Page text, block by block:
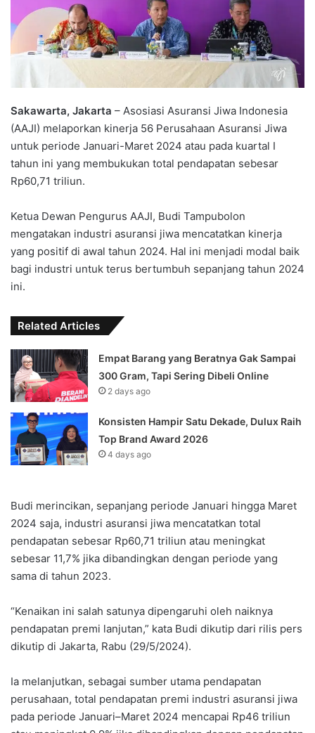
Sakawarta, Jakarta – Asosiasi Asuransi Jiwa Indonesia
(AAJI) melaporkan kinerja 56 Perusahaan Asuransi Jiwa
untuk periode Januari-Maret 2024 atau pada kuartal I
tahun ini yang membukukan total pendapatan sebesar
Rp60,71 triliun.
Ketua Dewan Pengurus AAJI, Budi Tampubolon
mengatakan industri asuransi jiwa mencatatkan kinerja
yang positif di awal tahun 2024. Hal ini menjadi modal baik
bagi industri untuk terus bertumbuh sepanjang tahun 2024
ini.
Related Articles
Empat Barang yang Beratnya Gak Sampai
300 Gram, Tapi Sering Dibeli Online
2 days ago
Konsisten Hampir Satu Dekade, Dulux Raih
Top Brand Award 2026
4 days ago
Budi merincikan, sepanjang periode Januari hingga Maret
2024 saja, industri asuransi jiwa mencatatkan total
pendapatan sebesar Rp60,71 triliun atau meningkat
sebesar 11,7% jika dibandingkan dengan periode yang
sama di tahun 2023.
“Kenaikan ini salah satunya dipengaruhi oleh naiknya
pendapatan premi lanjutan,” kata Budi dikutip dari rilis pers
dikutip di Jakarta, Rabu (29/5/2024).
Ia melanjutkan, sebagai sumber utama pendapatan
perusahaan, total pendapatan premi industri asuransi jiwa
pada periode Januari–Maret 2024 mencapai Rp46 triliun